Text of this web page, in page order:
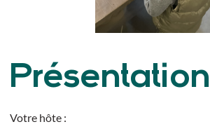
Présentation
Votre hôte :